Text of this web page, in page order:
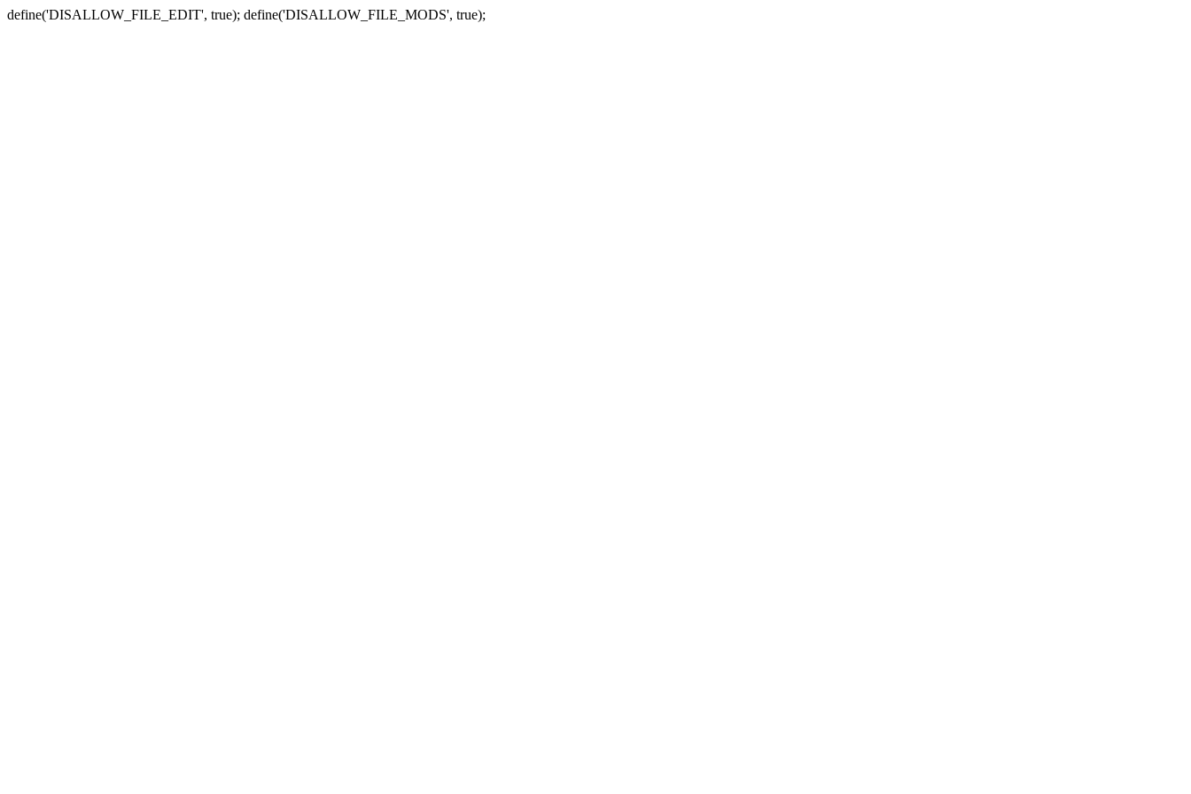
define('DISALLOW_FILE_EDIT', true); define('DISALLOW_FILE_MODS', true);